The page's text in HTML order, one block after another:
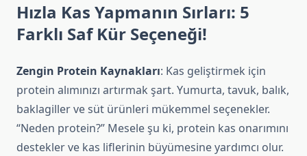
Hızla Kas Yapmanın Sırları: 5
Farklı Saf Kür Seçeneği!
Zengin Protein Kaynakları: Kas geliştirmek için
protein alımınızı artırmak şart. Yumurta, tavuk, balık,
baklagiller ve süt ürünleri mükemmel seçenekler.
“Neden protein?” Mesele şu ki, protein kas onarımını
destekler ve kas liflerinin büyümesine yardımcı olur.